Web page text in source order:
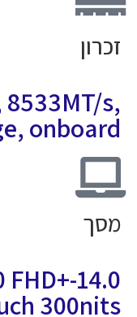
8533MT/
FHD+